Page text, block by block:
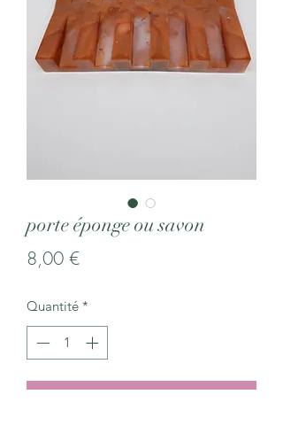
porte éponge ou savon
8,00 €Prix
Quantité *